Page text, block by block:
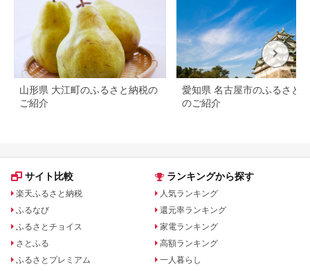
高知県 須崎市
ME046_x
山形県 大江町のふるさと納税の
ご紹介
愛知県 名古屋市のふるさと
のご紹介
サイト比較
楽天ふるさと納税
ふるなび
ふるさとチョイス
さとふる
ふるさとプレミアム
ランキングから探す
人気ランキング
還元率ランキング
家電ランキング
高額ランキング
一人暮らし